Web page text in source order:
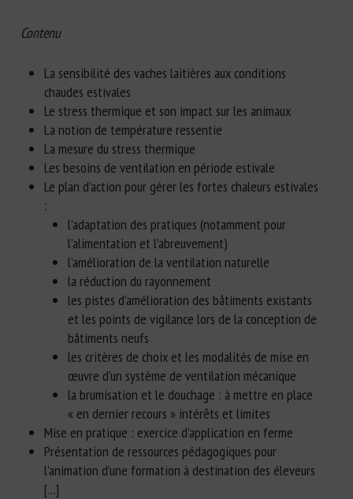
Contenu
La sensibilité des vaches laitières aux conditions
chaudes estivales
Le stress thermique et son impact sur les animaux
La notion de température ressentie
La mesure du stress thermique
Les besoins de ventilation en période estivale
Le plan d’action pour gérer les fortes chaleurs estivales
:
l’adaptation des pratiques (notamment pour
l’alimentation et l’abreuvement)
l’amélioration de la ventilation naturelle
la réduction du rayonnement
les pistes d’amélioration des bâtiments existants
et les points de vigilance lors de la conception de
bâtiments neufs
les critères de choix et les modalités de mise en
œuvre d’un système de ventilation mécanique
la brumisation et le douchage : à mettre en place
« en dernier recours » intérêts et limites
Mise en pratique : exercice d’application en ferme
Présentation de ressources pédagogiques pour
l’animation d’une formation à destination des éleveurs
[…]